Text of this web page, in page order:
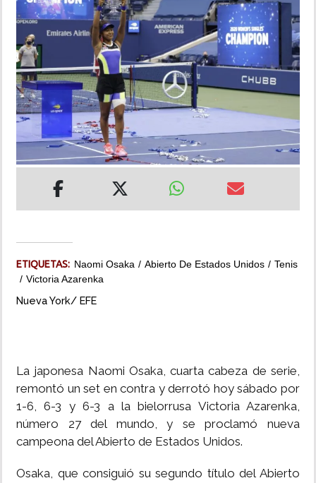
DEPORTES
MUNDO
INSÓLITAS
MULTIMEDIA
ETIQUETAS: Naomi Osaka Abierto De Estados Unidos
Tenis
Victoria Azarenka
Nueva York/ EFE
La japonesa Naomi Osaka, cuarta cabeza de serie,
remontó un set en contra y derrotó hoy sábado por
1-6, 6-3 y 6-3 a la bielorrusa Victoria Azarenka,
número 27 del mundo, y se proclamó nueva
campeona del Abierto de Estados Unidos.
Osaka, que consiguió su segundo título del Abierto